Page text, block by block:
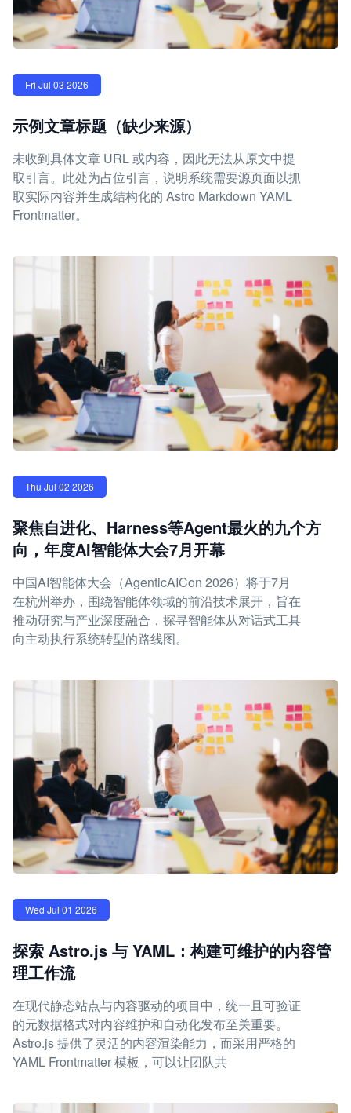
Fri Jul 03 2026
示例文章标题（缺少来源）
未收到具体文章 URL 或内容，因此无法从原文中提
取引言。此处为占位引言，说明系统需要源页面以抓
取实际内容并生成结构化的 Astro Markdown YAML
Frontmatter。
Thu Jul 02 2026
聚焦自进化、Harness等Agent最火的九个方
向，年度AI智能体大会7月开幕
中国AI智能体大会（AgenticAICon 2026）将于7月
在杭州举办，围绕智能体领域的前沿技术展开，旨在
推动研究与产业深度融合，探寻智能体从对话式工具
向主动执行系统转型的路线图。
Wed Jul 01 2026
探索 Astro.js 与 YAML：构建可维护的内容管
理工作流
在现代静态站点与内容驱动的项目中，统一且可验证
的元数据格式对内容维护和自动化发布至关重要。
Astro.js 提供了灵活的内容渲染能力，而采用严格的
YAML Frontmatter 模板，可以让团队共